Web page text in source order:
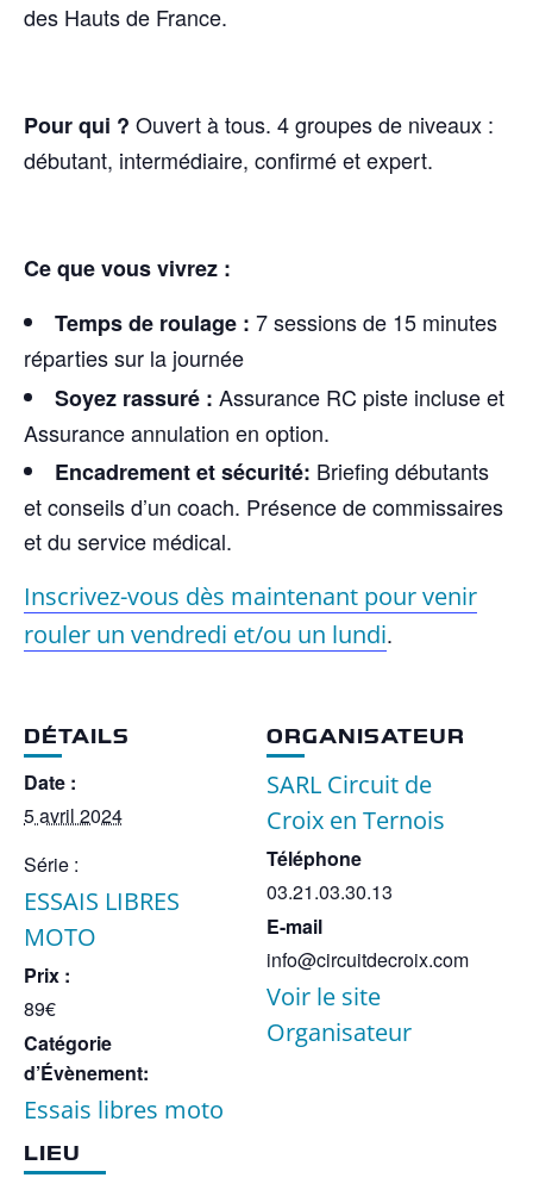
des Hauts de France.
Pour qui ? Ouvert à tous. 4 groupes de niveaux :
débutant, intermédiaire, confirmé et expert.
Ce que vous vivrez :
Temps de roulage : 7 sessions de 15 minutes
réparties sur la journée
Soyez rassuré : Assurance RC piste incluse et
Assurance annulation en option.
Encadrement et sécurité: Briefing débutants
et conseils d’un coach. Présence de commissaires
et du service médical.
Inscrivez-vous dès maintenant pour venir
rouler un vendredi et/ou un lundi.
DÉTAILS
Date :
5 avril 2024
Série :
ESSAIS LIBRES
MOTO
Prix :
89€
Catégorie
d’Évènement:
Essais libres moto
LIEU
ORGANISATEUR
SARL Circuit de
Croix en Ternois
Téléphone
03.21.03.30.13
E-mail
info@circuitdecroix.com
Voir le site
Organisateur